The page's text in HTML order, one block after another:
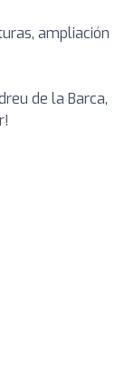
ampliación
de la Barca,